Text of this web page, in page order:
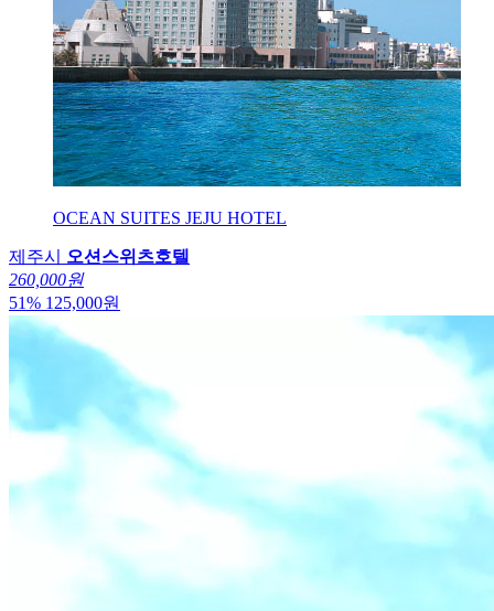
OCEAN SUITES JEJU HOTEL
제주시
오션스위츠호텔
260,000원
51% 125,000원